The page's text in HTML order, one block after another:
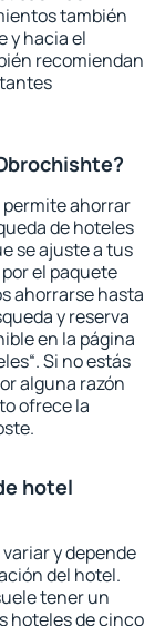
también
y hacia el
recomiendan
permite ahorrar
de hoteles
se ajuste a tus
el paquete
ahorrarse hasta
y reserva
en la página
Si no estás
alguna razón
ofrece la
hotel
y depende
del hotel.
tener un
hoteles de cinco